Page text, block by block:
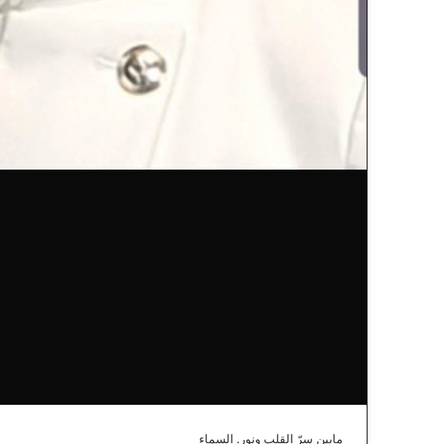
مابين سرّ القلب ونور. السماء